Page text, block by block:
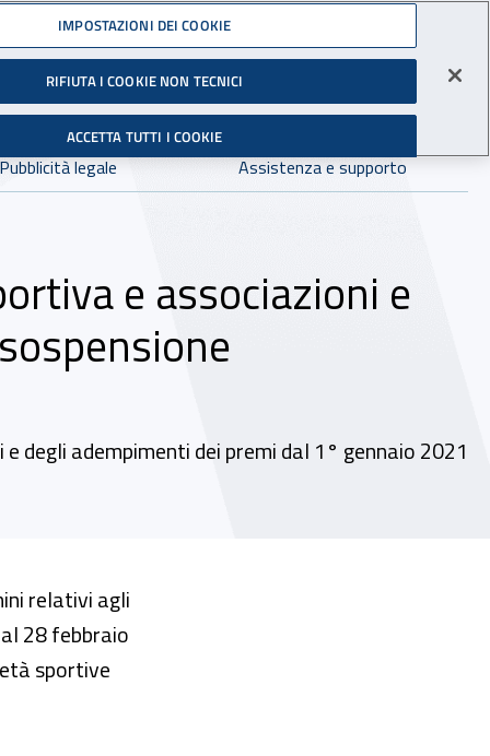
Infortuni sul Lavoro
Facebook - Sito esterno - Apertura in nuova finestra
X - Sito esterno - Apertura in nuova finestra
Instagram - Sito esterno - Apertura in
Linkedin - Sito esterno -
Youtube - Sito esterno -
Tiktok - SitoSpreaker -
Dove cercare:
in:tutto INAIL.it
Pubblicità legale Assistenza e supporto
e associazioni e
degli adempimenti dei premi dal 1° gennaio 2021
relativi agli
28 febbraio
sportive
IMPOSTAZIONI DEI COOKIE
RIFIUTA I COOKIE NON TECNICI
ACCETTA TUTTI I COOKIE